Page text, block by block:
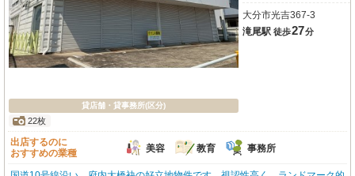
貸店舗・貸事務所(区分)
22枚
大分市光吉367-3
滝尾駅 徒歩27分
出店するのに
おすすめの業種
美容 教育 事務所